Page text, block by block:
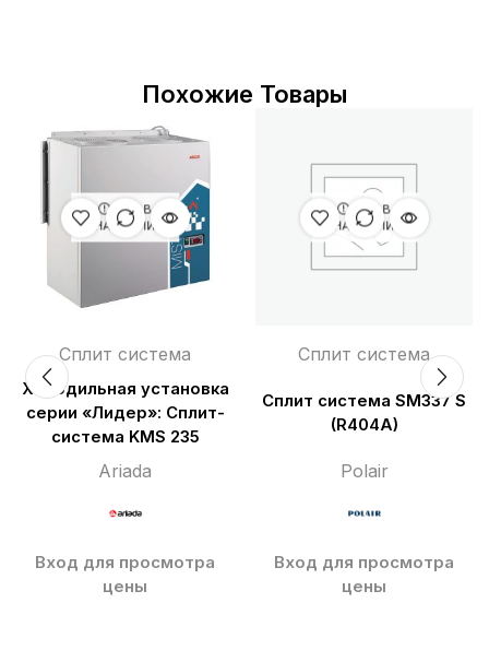
Похожие Товары
НЕТ В
НАЛИЧИИ
Сплит система
Холодильная установка
серии «Лидер»: Сплит-
сиcтема KMS 235
Ariada
Вход для просмотра
цены
НЕТ В
НАЛИЧИИ
Сплит система
Сплит система SM337 S
(R404A)
Polair
Вход для просмотра
цены